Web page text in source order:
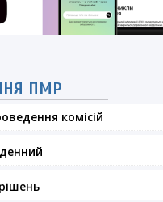
ПМР
комісій